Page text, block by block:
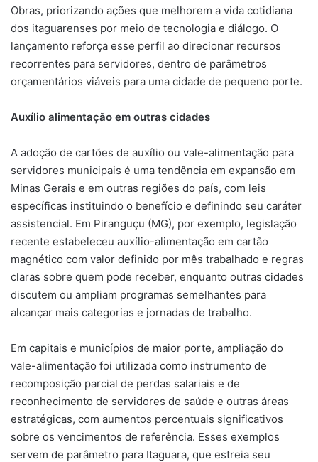
Obras, priorizando ações que melhorem a vida cotidiana
dos itaguarenses por meio de tecnologia e diálogo. O
lançamento reforça esse perfil ao direcionar recursos
recorrentes para servidores, dentro de parâmetros
orçamentários viáveis para uma cidade de pequeno porte.
Auxílio alimentação em outras cidades
A adoção de cartões de auxílio ou vale-alimentação para
servidores municipais é uma tendência em expansão em
Minas Gerais e em outras regiões do país, com leis
específicas instituindo o benefício e definindo seu caráter
assistencial. Em Piranguçu (MG), por exemplo, legislação
recente estabeleceu auxílio-alimentação em cartão
magnético com valor definido por mês trabalhado e regras
claras sobre quem pode receber, enquanto outras cidades
discutem ou ampliam programas semelhantes para
alcançar mais categorias e jornadas de trabalho.
Em capitais e municípios de maior porte, ampliação do
vale-alimentação foi utilizada como instrumento de
recomposição parcial de perdas salariais e de
reconhecimento de servidores de saúde e outras áreas
estratégicas, com aumentos percentuais significativos
sobre os vencimentos de referência. Esses exemplos
servem de parâmetro para Itaguara, que estreia seu